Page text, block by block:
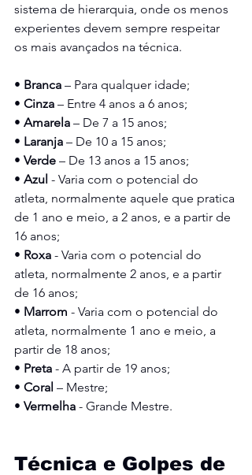
sistema de hierarquia, onde os menos
experientes devem sempre respeitar
os mais avançados na técnica.
• Branca – Para qualquer idade;
• Cinza – Entre 4 anos a 6 anos;
• Amarela – De 7 a 15 anos;
• Laranja – De 10 a 15 anos;
• Verde – De 13 anos a 15 anos;
• Azul - Varia com o potencial do
atleta, normalmente aquele que pratica
de 1 ano e meio, a 2 anos, e a partir de
16 anos;
• Roxa - Varia com o potencial do
atleta, normalmente 2 anos, e a partir
de 16 anos;
• Marrom - Varia com o potencial do
atleta, normalmente 1 ano e meio, a
partir de 18 anos;
• Preta - A partir de 19 anos;
• Coral – Mestre;
• Vermelha - Grande Mestre.
Técnica e Golpes de